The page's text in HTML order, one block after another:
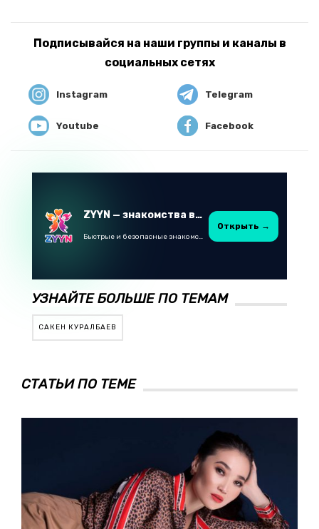
Подписывайся на наши группы и каналы в
социальных сетях
Instagram Telegram
Youtube Facebook
ZYYN — знакомства в Казахстане
Быстрые и безопасные знакомства в Telegram
Открыть →
УЗНАЙТЕ БОЛЬШЕ ПО ТЕМАМ
САКЕН КУРАЛБАЕВ
СТАТЬИ ПО ТЕМЕ